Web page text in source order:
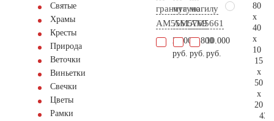
Святые
Храмы
Кресты
Природа
Веточки
Виньетки
Свечки
Цветы
Рамки
гранита
AM5561
2.400
руб.
чугуна
AM5769
45.800
руб.
могилу
AM5661
10.000
руб.
80
x
40
x
10
15
x
50
x
20